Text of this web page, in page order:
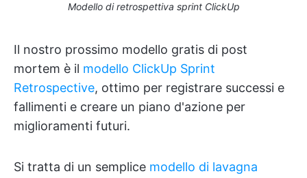
Modello di retrospettiva sprint ClickUp
Il nostro prossimo modello gratis di post
mortem è il modello ClickUp Sprint
Retrospective, ottimo per registrare successi e
fallimenti e creare un piano d'azione per
miglioramenti futuri.
Si tratta di un semplice modello di lavagna